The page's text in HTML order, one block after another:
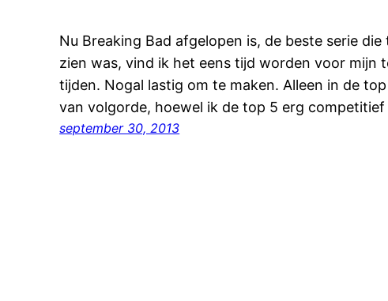
Nu Breaking Bad afgelopen is, de beste serie
zien was, vind ik het eens tijd worden voor mijn
tijden. Nogal lastig om te maken. Alleen in de
van volgorde, hoewel ik de top 5 erg
september 30, 2013